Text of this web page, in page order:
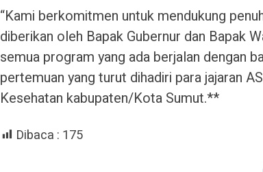
“Kami berkomitmen untuk mendukung
diberikan oleh Bapak Gubernur dan Bapak
semua program yang ada berjalan dengan
pertemuan yang turut dihadiri para jajaran
Kesehatan kabupaten/Kota Sumut.**
Dibaca : 175